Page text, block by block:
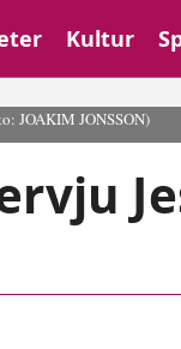
Kultur
JOAKIM JONSSON)